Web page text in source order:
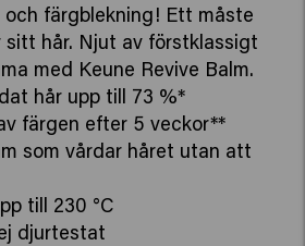
färgblekning! Ett måste
sitt hår. Njut av förstklassigt
med Keune Revive Balm.
hår upp till 73 %*
färgen efter 5 veckor**
som vårdar håret utan att
till 230 °C
djurtestat